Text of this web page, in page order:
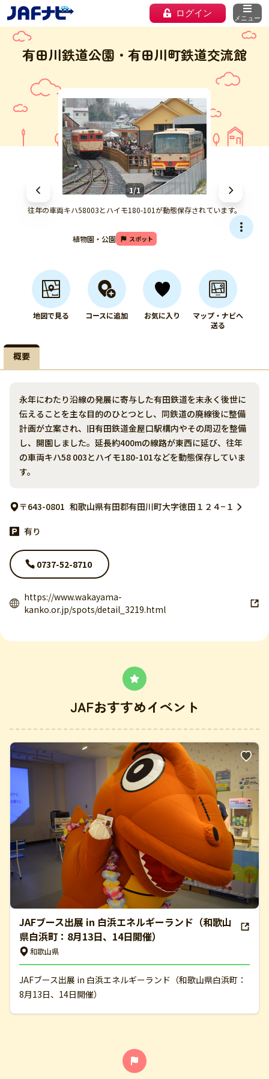
ログイン メニュー
有田川鉄道公園・有田川町鉄道交流館
1/1
往年の車両キハ58003とハイモ180-101が動態保存されています。
植物園・公園 スポット
地図で見る コースに追加 お気に入り
マップ・ナビへ
送る
概要
永年にわたり沿線の発展に寄与した有田鉄道を末永く後世に
伝えることを主な目的のひとつとし、同鉄道の廃線後に整備
計画が立案され、旧有田鉄道金屋口駅構内やその周辺を整備
し、開園しました。延長約400mの線路が東西に延び、往年
の車両キハ58 003とハイモ180-101などを動態保存していま
す。
〒643-0801 和歌山県有田郡有田川町大字徳田１２４−１
有り
0737-52-8710
https://www.wakayama-
kanko.or.jp/spots/detail_3219.html
JAFおすすめイベント
JAFブース出展 in 白浜エネルギーランド（和歌山
県白浜町：8月13日、14日開催）
和歌山県
JAFブース出展 in 白浜エネルギーランド（和歌山県白浜町：
8月13日、14日開催）